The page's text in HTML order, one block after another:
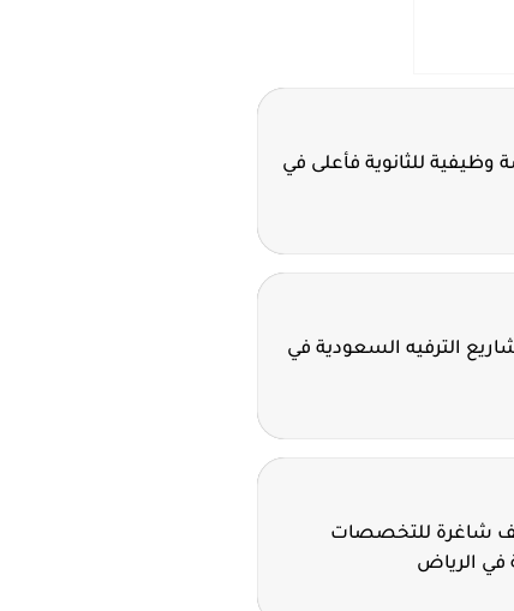
تعلن 11 فرصة وظيفية للثانوية فأعلى في
الترفيه السعودية في
شاغرة للتخصصات
في الرياض